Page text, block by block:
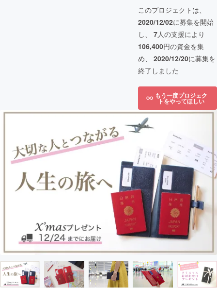
このプロジェクトは、
2020/12/02に募集を開始
し、 7人の支援により
106,400円の資金を集
め、 2020/12/20に募集を
終了しました
もう一度プロジェク
トをやってほしい